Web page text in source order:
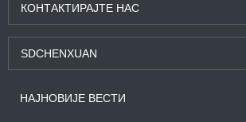
КОНТАКТИРАЈТЕ НАС
SDCHENXUAN
НАЈНОВИЈЕ ВЕСТИ